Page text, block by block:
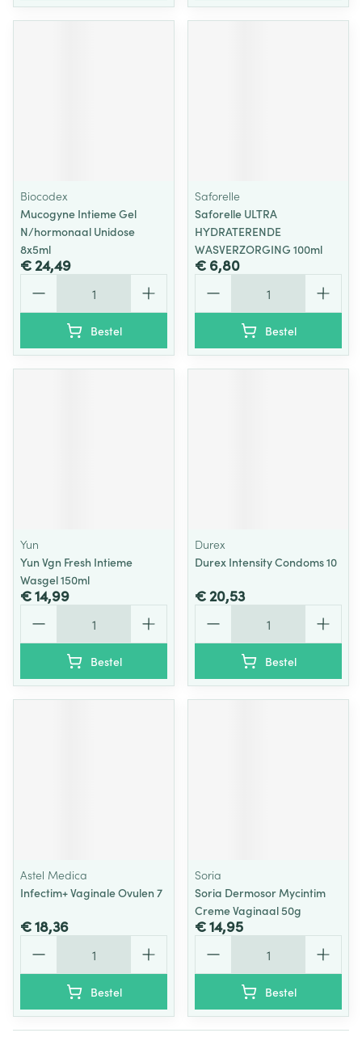
Biocodex
Mucogyne Intieme Gel
N/hormonaal Unidose
8x5ml
€ 24,49
Bestel
Saforelle
Saforelle ULTRA
HYDRATERENDE
WASVERZORGING 100ml
€ 6,80
Bestel
Yun
Yun Vgn Fresh Intieme
Wasgel 150ml
€ 14,99
Bestel
Durex
Durex Intensity Condoms 10
€ 20,53
Bestel
Astel Medica
Infectim+ Vaginale Ovulen 7
€ 18,36
Bestel
Soria
Soria Dermosor Mycintim
Creme Vaginaal 50g
€ 14,95
Bestel